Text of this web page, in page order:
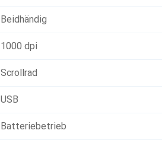
Beidhändig
1000 dpi
Scrollrad
USB
Batteriebetrieb